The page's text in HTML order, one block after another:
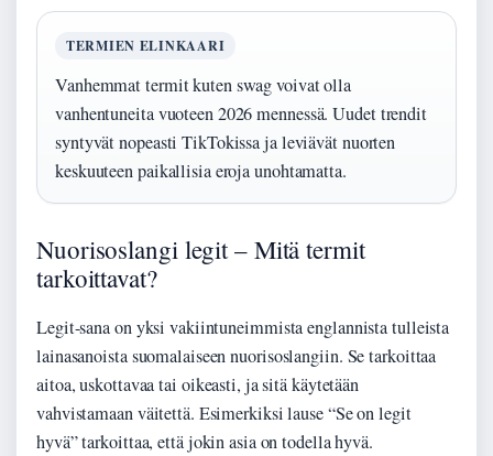
TERMIEN ELINKAARI
Vanhemmat termit kuten swag voivat olla
vanhentuneita vuoteen 2026 mennessä. Uudet trendit
syntyvät nopeasti TikTokissa ja leviävät nuorten
keskuuteen paikallisia eroja unohtamatta.
Nuorisoslangi legit – Mitä termit
tarkoittavat?
Legit-sana on yksi vakiintuneimmista englannista tulleista
lainasanoista suomalaiseen nuorisoslangiin. Se tarkoittaa
aitoa, uskottavaa tai oikeasti, ja sitä käytetään
vahvistamaan väitettä. Esimerkiksi lause “Se on legit
hyvä” tarkoittaa, että jokin asia on todella hyvä.